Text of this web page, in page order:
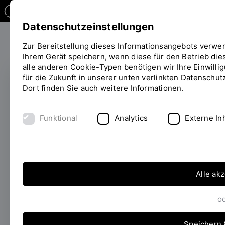
ERFOLGREICH EINGEWORBEN
PHAB - Pädagogisches
Herausforderungen,
Ressourcen und
Datenschutzeinstellungen
Zur Bereitstellung dieses Informationsangebots
Ihrem Gerät speichern, wenn diese für den Betrieb
alle anderen Cookie-Typen benötigen wir Ihre
für die Zukunft in unserer unten verlinkten
Dort finden Sie auch weitere Informationen.
Funktional Analytics Externe
Alle